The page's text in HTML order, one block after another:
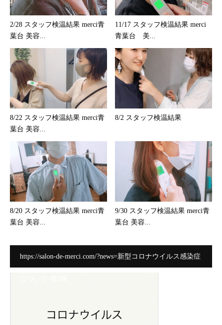
2/28 スタッフ検温結果 merci青
葉台 美容...
11/17 スタッフ検温結果 merci
青葉台 美...
8/22 スタッフ検温結果 merci青
葉台 美容...
8/2 スタッフ検温結果
8/20 スタッフ検温結果 merci青
葉台 美容...
9/30 スタッフ検温結果 merci青
葉台 美容...
https://salon-de-merci.com/?news=新型コロナウイルス感染症